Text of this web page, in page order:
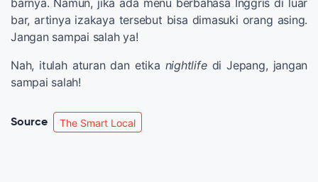
barnya. Namun, jika ada menu berbahasa Inggris di luar
bar, artinya izakaya tersebut bisa dimasuki orang asing.
Jangan sampai salah ya!
Nah, itulah aturan dan etika nightlifedi Jepang, jangan
sampai salah!
Source The Smart Local